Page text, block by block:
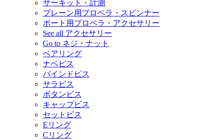
サーキット・計測
プレーン用プロペラ・スピンナー
ボート用プロペラ・アクセサリー
See all アクセサリー
Go to ネジ・ナット
ベアリング
ナベビス
バインドビス
サラビス
ボタンビス
キャップビス
セットビス
Eリング
Cリング